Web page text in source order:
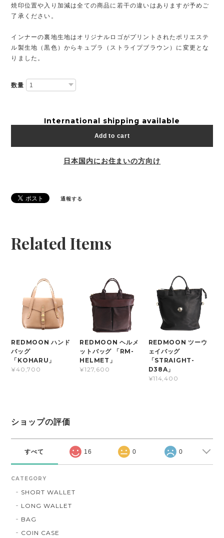
焼印位置や入り加減は全ての商品に若干の違いはありますが予めご
了承ください。
インナーの裏地生地はオリジナルロゴがプリントされたポリエステ
ル製生地（黒色）からキュプラ（ストライプブラウン）に変更とな
りました。
数量
International shipping available
Add to cart
日本国内にお住まいの方向け
通報する
Related Items
REDMOON ハンド
バッグ
「KOHARU」
¥40,700
REDMOON ヘルメ
ットバッグ 「RM-
HELMET」
¥127,600
REDMOON ツーウ
ェイバッグ
「STRAIGHT-
D38A」
¥114,400
ショップの評価
すべて 16 0 0
CATEGORY
SHORT WALLET
LONG WALLET
BAG
COIN CASE